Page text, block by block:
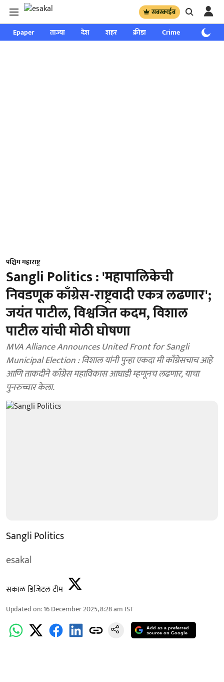
सबस्क्राईब
Epaper ताज्या देश शहर क्रीडा Crime साप्ताहिक
पश्चिम महाराष्ट्र
Sangli Politics : 'महापालिकेची
निवडणूक काँग्रेस-राष्ट्रवादी एकत्र लढणार';
जयंत पाटील, विश्वजित कदम, विशाल
पाटील यांची मोठी घोषणा
MVA Alliance Announces United Front for Sangli
Municipal Election : विशाल यांनी पुन्हा एकदा मी काँग्रेसचाच आहे
आणि ताकदीने काँग्रेस महाविकास आघाडी म्हणूनच लढणार, याचा
पुनरुच्चार केला.
Sangli Politics
esakal
सकाळ डिजिटल टीम
Updated on:16 December 2025, 8:28 am IST
Add as a preferred
source on Google